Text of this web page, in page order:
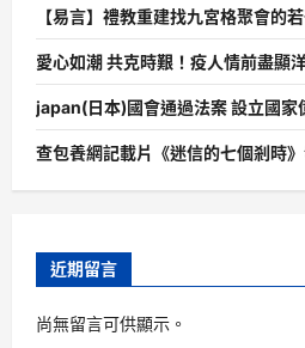
【易言】禮教重建找九宮格聚會的
愛心如潮 共克時艱！疫人情前盡顯
japan(日本)國會通過法案 設立國家
查包養網記載片《迷信的七個剎時
近期留言
尚無留言可供顯示。